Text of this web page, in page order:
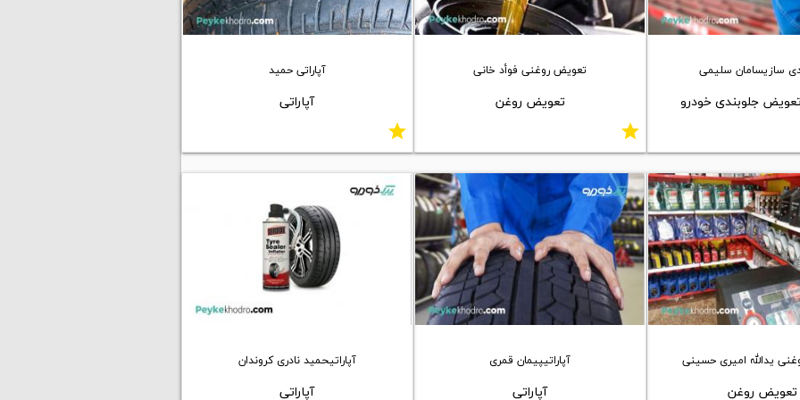
سازیسامان سلیمی
جلوبندی خودرو
تعویض روغنی فوأد خانی
تعویض روغن
star
آپاراتی حمید
آپاراتی
star
یدالله امیری حسینی
تعویض روغن
آپاراتیپیمان قمری
آپاراتی
آپاراتیحمید نادری کروندان
آپاراتی